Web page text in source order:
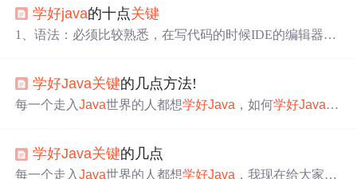
学好java的十点关键
1、语法：必须比较熟悉，在写代码的时候IDE的编辑器对
常用命令及其常用选项，命令至少需要熟悉：appletviewe
r、HtmlConverter、jar、java、javac、javadoc、javap、
学好Java关键的几点方法!
每一个走入Java世界的人都想学好Java ，如何学好Java
编程不仅仅理论上要学习，更要多动手，多实践，多编一
些自己的例子。多用实践的结论去论证自己的思想。2）多
学好Java关键的几点
每一个走入Java世界的人都想学好Java ，我现在给大家提